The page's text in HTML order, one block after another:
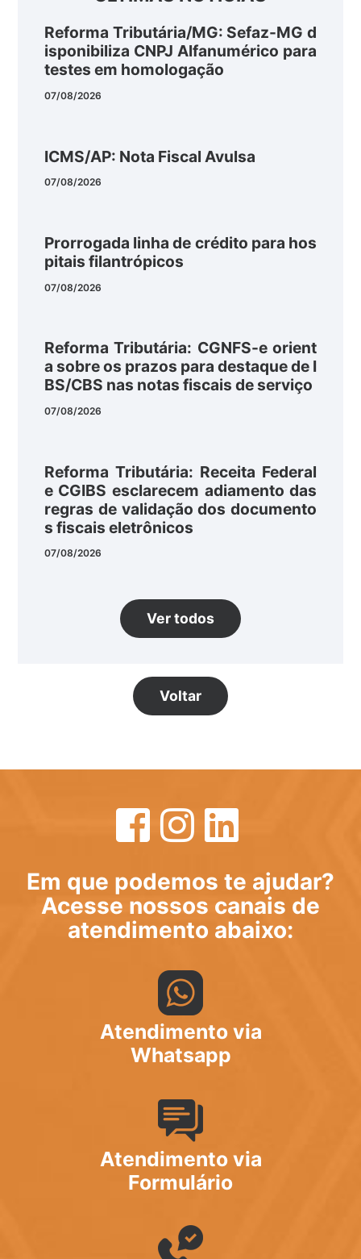
Reforma Tributária/MG: Sefaz-MG d
isponibiliza CNPJ Alfanumérico para
testes em homologação
07/08/2026
ICMS/AP: Nota Fiscal Avulsa
07/08/2026
Prorrogada linha de crédito para hos
pitais filantrópicos
07/08/2026
Reforma Tributária: CGNFS-e orient
a sobre os prazos para destaque de I
BS/CBS nas notas fiscais de serviço
07/08/2026
Reforma Tributária: Receita Federal
e CGIBS esclarecem adiamento das
regras de validação dos documento
s fiscais eletrônicos
07/08/2026
Ver todos
Voltar
Em que podemos te ajudar?
Acesse nossos canais de
atendimento abaixo:
Atendimento via
Whatsapp
Atendimento via
Formulário